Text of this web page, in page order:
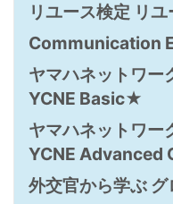
リユース検定 リ
Communication
ヤマハネットワー
YCNE Basic★
ヤマハネットワー
YCNE
外交官から学ぶ